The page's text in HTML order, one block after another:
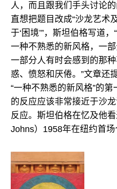
人，而且跟我们手头讨论
直想把题目改成“沙龙艺术
于‘困境’”，斯坦伯格写道
一种不熟悉的新风格，一
一部分人有时会感到的那
惑、愤怒和厌倦。”文章还
“一种不熟悉的新风格”的
的反应应该非常接近于沙
反应。斯坦伯格在忆及他
Johns）1958年在纽约首场